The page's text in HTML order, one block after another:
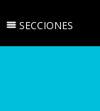
SECCIONES